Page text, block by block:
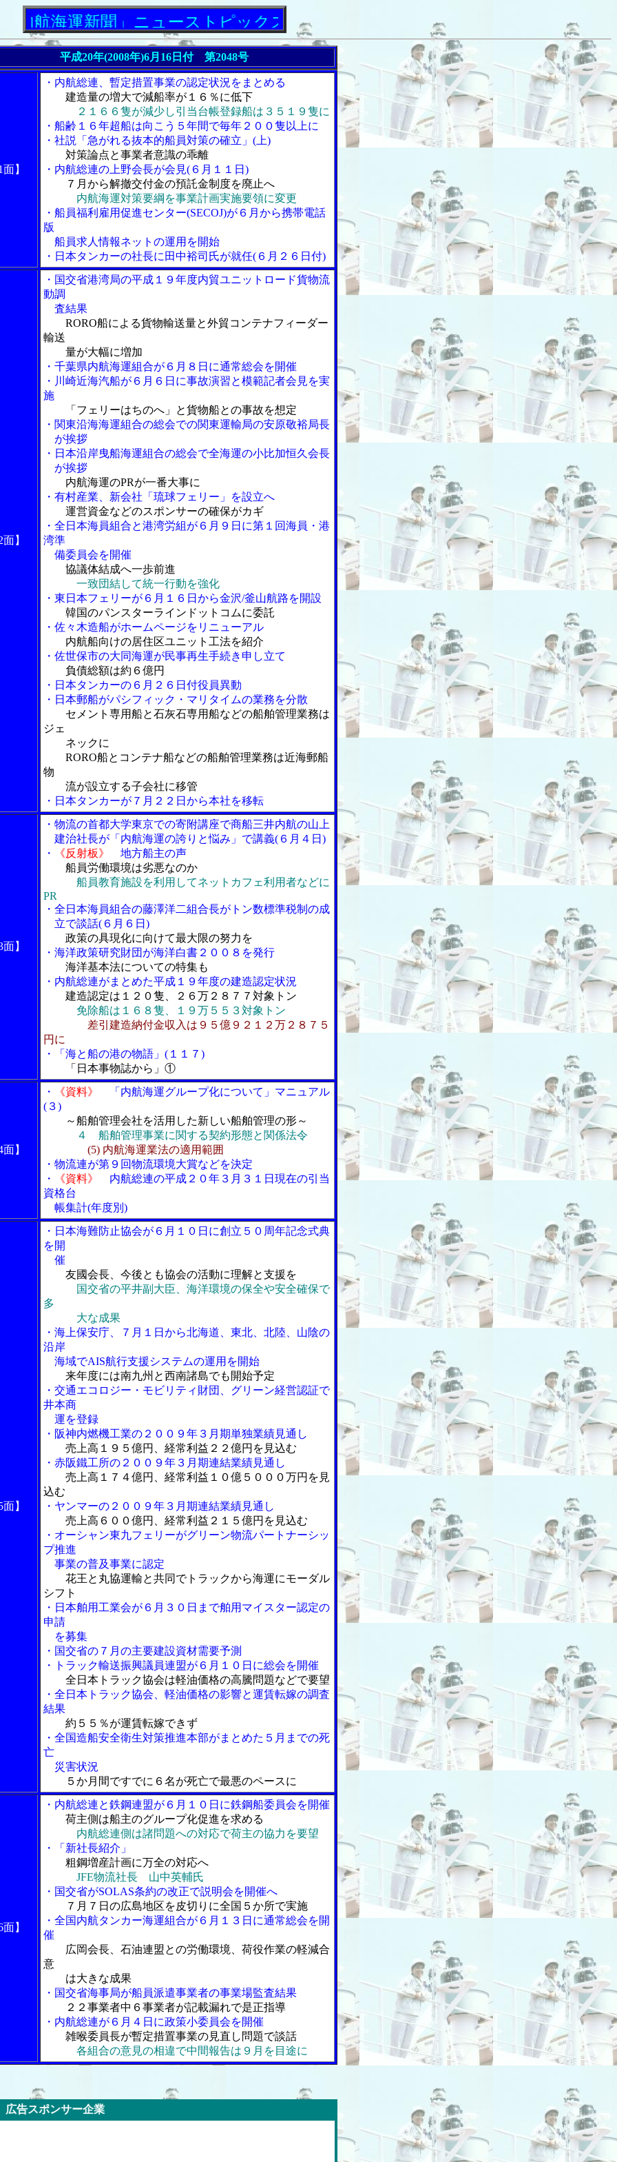
運新聞」ニューストピックス
平成20年(2008年)6月16日付 第2048号
】
・内航総連、暫定措置事業の認定状況をまとめる
建造量の増大で減船率が１６％に低下
２１６６隻が減少し引当台帳登録船は３５１９隻に
・船齢１６年超船は向こう５年間で毎年２００隻以上に
・社説「急がれる抜本的船員対策の確立」(上)
対策論点と事業者意識の乖離
・内航総連の上野会長が会見(６月１１日)
７月から解撤交付金の預託金制度を廃止へ
内航海運対策要綱を事業計画実施要領に変更
・船員福利雇用促進センター(SECOJ)が６月から携帯電話
版
船員求人情報ネットの運用を開始
・日本タンカーの社長に田中裕司氏が就任(６月２６日付)
】
・国交省港湾局の平成１９年度内貿ユニットロード貨物流
動調
査結果
RORO船による貨物輸送量と外貿コンテナフィーダー
輸送
量が大幅に増加
・千葉県内航海運組合が６月８日に通常総会を開催
・川崎近海汽船が６月６日に事故演習と模範記者会見を実
施
「フェリーはちのへ」と貨物船との事故を想定
・関東沿海海運組合の総会での関東運輸局の安原敬裕局長
が挨拶
・日本沿岸曳船海運組合の総会で全海運の小比加恒久会長
が挨拶
内航海運のPRが一番大事に
・有村産業、新会社「琉球フェリー」を設立へ
運営資金などのスポンサーの確保がカギ
・全日本海員組合と港湾労組が６月９日に第１回海員・港
湾準
備委員会を開催
協議体結成へ一歩前進
一致団結して統一行動を強化
・東日本フェリーが６月１６日から金沢/釜山航路を開設
韓国のパンスターラインドットコムに委託
・佐々木造船がホームページをリニューアル
内航船向けの居住区ユニット工法を紹介
・佐世保市の大同海運が民事再生手続き申し立て
負債総額は約６億円
・日本タンカーの６月２６日付役員異動
・日本郵船がパシフィック・マリタイムの業務を分散
セメント専用船と石灰石専用船などの船舶管理業務は
ジェ
ネックに
RORO船とコンテナ船などの船舶管理業務は近海郵船
物
流が設立する子会社に移管
・日本タンカーが７月２２日から本社を移転
】
・物流の首都大学東京での寄附講座で商船三井内航の山上
建治社長が「内航海運の誇りと悩み」で講義(６月４日)
・
《反射板》
地方船主の声
船員労働環境は劣悪なのか
船員教育施設を利用してネットカフェ利用者などに
PR
・全日本海員組合の藤澤洋二組合長がトン数標準税制の成
立で談話(６月６日)
政策の具現化に向けて最大限の努力を
・海洋政策研究財団が海洋白書２００８を発行
海洋基本法についての特集も
・内航総連がまとめた平成１９年度の建造認定状況
建造認定は１２０隻、２６万２８７７対象トン
免除船は１６８隻、１９万５５３対象トン
差引建造納付金収入は９５億９２１２万２８７５
円に
・「海と船の港の物語」(１１７)
「日本事物誌から」①
】
・ 《資料》
「内航海運グループ化について」マニュアル
(３)
～船舶管理会社を活用した新しい船舶管理の形～
４ 船舶管理事業に関する契約形態と関係法令
(5) 内航海運業法の適用範囲
・物流連が第９回物流環境大賞などを決定
・
《資料》
内航総連の平成２０年３月３１日現在の引当
資格台
帳集計(年度別)
】
・日本海難防止協会が６月１０日に創立５０周年記念式典
を開
催
友國会長、今後とも協会の活動に理解と支援を
国交省の平井副大臣、海洋環境の保全や安全確保で
多
大な成果
・海上保安庁、７月１日から北海道、東北、北陸、山陰の
沿岸
海域でAIS航行支援システムの運用を開始
来年度には南九州と西南諸島でも開始予定
・交通エコロジー・モビリティ財団、グリーン経営認証で
井本商
運を登録
・阪神内燃機工業の２００９年３月期単独業績見通し
売上高１９５億円、経常利益２２億円を見込む
・赤阪鐵工所の２００９年３月期連結業績見通し
売上高１７４億円、経常利益１０億５０００万円を見
込む
・ヤンマーの２００９年３月期連結業績見通し
売上高６００億円、経常利益２１５億円を見込む
・オーシャン東九フェリーがグリーン物流パートナーシッ
プ推進
事業の普及事業に認定
花王と丸協運輸と共同でトラックから海運にモーダル
シフト
・日本舶用工業会が６月３０日まで舶用マイスター認定の
申請
を募集
・国交省の７月の主要建設資材需要予測
・トラック輸送振興議員連盟が６月１０日に総会を開催
全日本トラック協会は軽油価格の高騰問題などで要望
・全日本トラック協会、軽油価格の影響と運賃転嫁の調査
結果
約５５％が運賃転嫁できず
・全国造船安全衛生対策推進本部がまとめた５月までの死
亡
災害状況
５か月間ですでに６名が死亡で最悪のペースに
】
・内航総連と鉄鋼連盟が６月１０日に鉄鋼船委員会を開催
荷主側は船主のグループ化促進を求める
内航総連側は諸問題への対応で荷主の協力を要望
・「新社長紹介」
粗鋼増産計画に万全の対応へ
JFE物流社長 山中英輔氏
・国交省がSOLAS条約の改正で説明会を開催へ
７月７日の広島地区を皮切りに全国５か所で実施
・全国内航タンカー海運組合が６月１３日に通常総会を開
催
広岡会長、石油連盟との労働環境、荷役作業の軽減合
意
は大きな成果
・国交省海事局が船員派遣事業者の事業場監査結果
２２事業者中６事業者が記載漏れで是正指導
・内航総連が６月４日に政策小委員会を開催
雑喉委員長が暫定措置事業の見直し問題で談話
各組合の意見の相違で中間報告は９月を目途に
企業